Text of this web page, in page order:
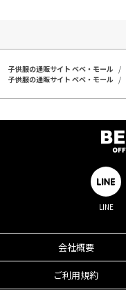
子供服の通販サイト ベベ・モール
子供服の通販サイト ベベ・モール
LINE
会社概要
ご利用規約